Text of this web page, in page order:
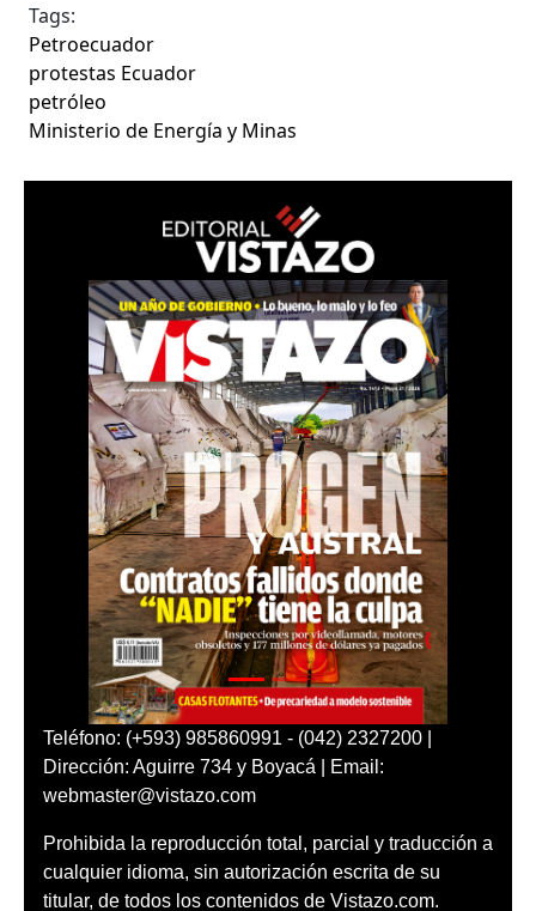
Tags:
Petroecuador
protestas Ecuador
petróleo
Ministerio de Energía y Minas
Teléfono: (+593) 985860991 - (042) 2327200 |
Dirección: Aguirre 734 y Boyacá | Email:
webmaster@vistazo.com
Prohibida la reproducción total, parcial y traducción a
cualquier idioma, sin autorización escrita de su
titular, de todos los contenidos de Vistazo.com.